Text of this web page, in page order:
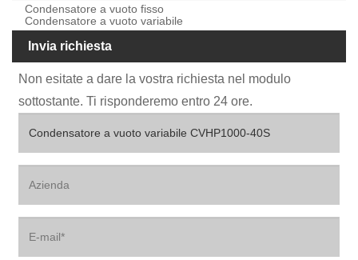
Condensatore a vuoto fisso
Condensatore a vuoto variabile
Invia richiesta
Non esitate a dare la vostra richiesta nel modulo
sottostante. Ti risponderemo entro 24 ore.